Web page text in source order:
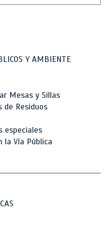
Y AMBIENTE
Mesas y Sillas
de Residuos
especiales
la Vía Pública